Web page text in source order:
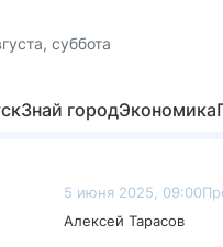
суббота
Знай городЭкономика
5 июня 2025, 09:00
Алексей Тарасов